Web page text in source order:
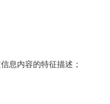
息内容的特征描述；